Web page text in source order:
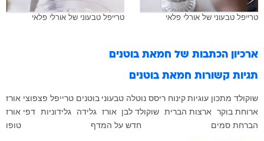
טרייפל טבעוני של אורלי פלאי טרייפל טבעוני של אורלי פלאי
ארכיון הכתבות של חמאת בוטנים
תגיות קשורות חמאת בוטנים
שוקולד מתכון עוגיות קינוח ריסס נוטלה טבעוני בוטנים טרייפל פצפוצי אורז
ארוחת בוקר
ארצות הברית שוקולד לבן אורז גלידה גלידוניות דפי אורז
הברחת סמים
חדש על המדף טופו